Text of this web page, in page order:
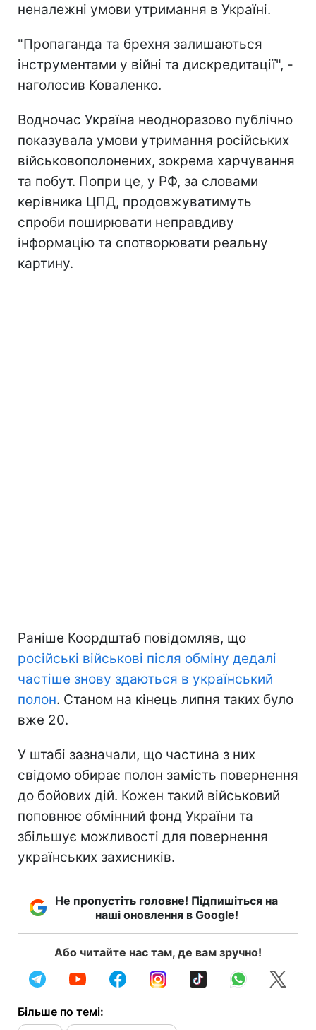
неналежні умови утримання в Україні.
"Пропаганда та брехня залишаються
інструментами у війні та дискредитації", -
наголосив Коваленко.
Водночас Україна неодноразово публічно
показувала умови утримання російських
військовополонених, зокрема харчування
та побут. Попри це, у РФ, за словами
керівника ЦПД, продовжуватимуть
спроби поширювати неправдиву
інформацію та спотворювати реальну
картину.
Раніше Коордштаб повідомляв, що
російські військові після обміну дедалі
частіше знову здаються в український
полон. Станом на кінець липня таких було
вже 20.
У штабі зазначали, що частина з них
свідомо обирає полон замість повернення
до бойових дій. Кожен такий військовий
поповнює обмінний фонд України та
збільшує можливості для повернення
українських захисників.
Не пропустіть головне! Підпишіться на
наші оновлення в Google!
Або читайте нас там, де вам зручно!
Більше по темі: